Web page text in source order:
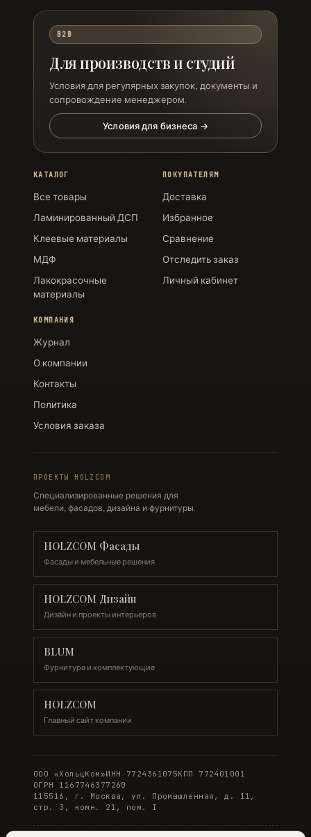
B2B
Для производств и студий
Условия для регулярных закупок, документы и
сопровождение менеджером.
Условия для бизнеса →
КАТАЛОГ
Все товары
Ламинированный ДСП
Клеевые материалы
МДФ
Лакокрасочные
материалы
ПОКУПАТЕЛЯМ
Доставка
Избранное
Сравнение
Отследить заказ
Личный кабинет
КОМПАНИЯ
Журнал
О компании
Контакты
Политика
Условия заказа
ПРОЕКТЫ HOLZCOM
Специализированные решения для
мебели, фасадов, дизайна и фурнитуры.
HOLZCOM Фасады
Фасады и мебельные решения
HOLZCOM Дизайн
Дизайн и проекты интерьеров
BLUM
Фурнитура и комплектующие
HOLZCOM
Главный сайт компании
ООО «ХольцКом»ИНН 7724361075КПП 772401001
ОГРН 1167746377260
115516, г. Москва, ул. Промышленная, д. 11,
стр. 3, комн. 21, пом. I